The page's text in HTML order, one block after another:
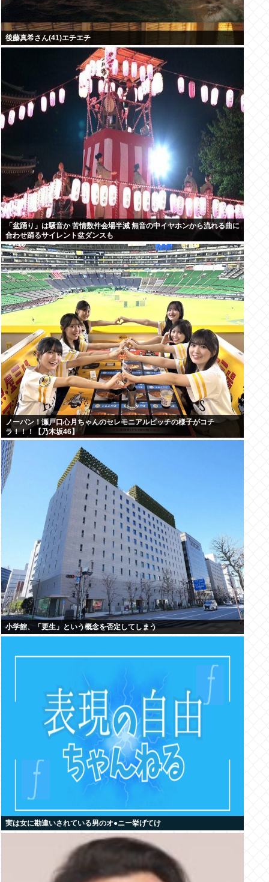
後藤真希さん(41)エチエチ
「盆踊り」は騒音か 苦情数件会場半減 無音の中イヤホンから流れる曲に
合わせ踊るサイレント盆ダンスも
ノーバン！瀬戸口心月ちゃんのセレモニアルピッチの様子がコチ
ラ！！！【乃木坂46】
小学館、「更生」という概念を否定してしまう
実は女に勘違いされている男のオ●ニー挙げてけ